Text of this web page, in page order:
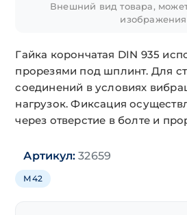
Внешний вид товара, может
изображения
Гайка корончатая DIN 935
прорезями под шплинт. Для
соединений в условиях
нагрузок. Фиксация
через отверстие в болте и
Артикул: 32659
М42